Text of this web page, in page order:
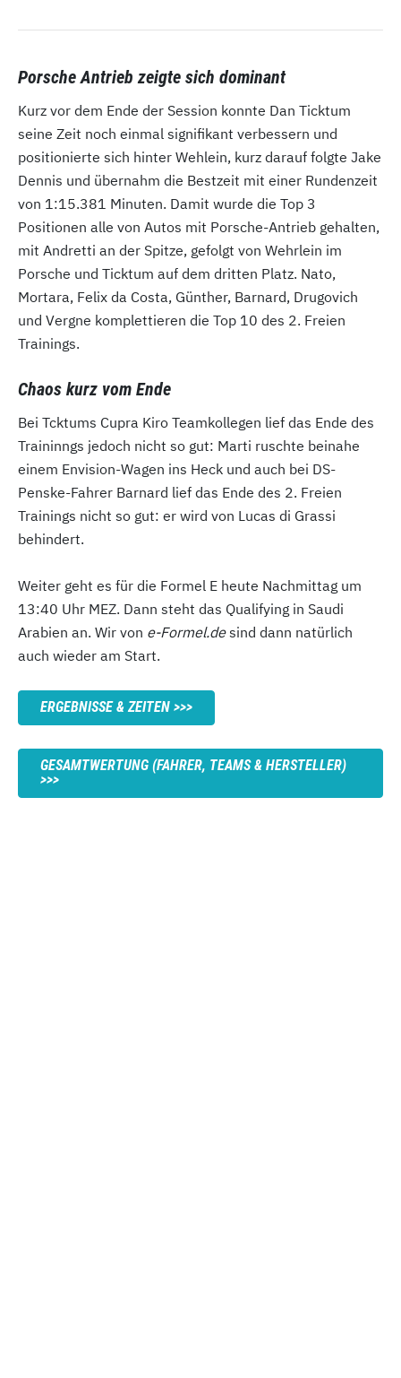
Porsche Antrieb zeigte sich dominant
Kurz vor dem Ende der Session konnte Dan Ticktum
seine Zeit noch einmal signifikant verbessern und
positionierte sich hinter Wehlein, kurz darauf folgte Jake
Dennis und übernahm die Bestzeit mit einer Rundenzeit
von 1:15.381 Minuten. Damit wurde die Top 3
Positionen alle von Autos mit Porsche-Antrieb gehalten,
mit Andretti an der Spitze, gefolgt von Wehrlein im
Porsche und Ticktum auf dem dritten Platz. Nato,
Mortara, Felix da Costa, Günther, Barnard, Drugovich
und Vergne komplettieren die Top 10 des 2. Freien
Trainings.
Chaos kurz vom Ende
Bei Tcktums Cupra Kiro Teamkollegen lief das Ende des
Traininngs jedoch nicht so gut: Marti ruschte beinahe
einem Envision-Wagen ins Heck und auch bei DS-
Penske-Fahrer Barnard lief das Ende des 2. Freien
Trainings nicht so gut: er wird von Lucas di Grassi
behindert.
Weiter geht es für die Formel E heute Nachmittag um
13:40 Uhr MEZ. Dann steht das Qualifying in Saudi
Arabien an. Wir von e-Formel.desind dann natürlich
auch wieder am Start.
ERGEBNISSE & ZEITEN
GESAMTWERTUNG (FAHRER, TEAMS & HERSTELLER)